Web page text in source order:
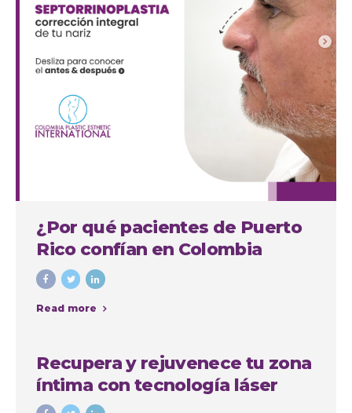
¿Por qué pacientes de Puerto
Rico confían en Colombia
Plastic para su septorinoplastia
en Medellín?
Read more
Recupera y rejuvenece tu zona
íntima con tecnología láser